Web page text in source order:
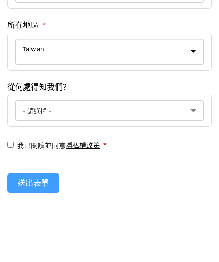
所在地區
Taiwan
從何處得知我們?
我已閱讀並同意隱私權政策 *
送出表單